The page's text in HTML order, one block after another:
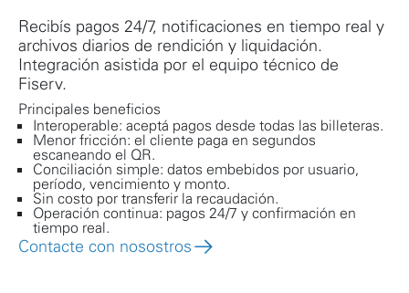
Recibís pagos 24/7, notificaciones en tiempo real y
archivos diarios de rendición y liquidación.
Integración asistida por el equipo técnico de
Fiserv.
Principales beneficios
Interoperable: aceptá pagos desde todas las billeteras.
Menor fricción: el cliente paga en segundos
escaneando el QR.
Conciliación simple: datos embebidos por usuario,
período, vencimiento y monto.
Sin costo por transferir la recaudación.
Operación continua: pagos 24/7 y confirmación en
tiempo real.
Contacte con nosostros